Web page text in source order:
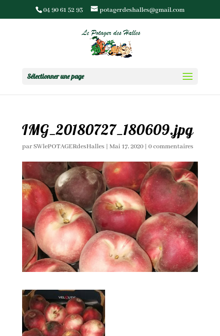
04 90 61 52 93 potagerdeshalles@gmail.com
Sélectionner une page
IMG_20180727_180609.jpg
parSWlePOTAGERdesHalles | Mai 17, 2020| 0 commentaires